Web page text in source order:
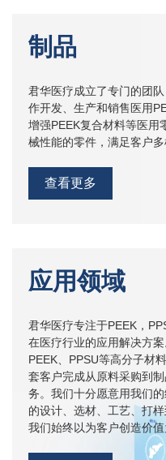
制品
君华医疗成立了专门的团
作开发、生产和销售医用
增强PEEK复合材料等医用
械性能的零件，满足客户多
查看更多
应用领域
君华医疗专注于PEEK，
在医疗行业的应用解决方
PEEK、PPSU等高分子材
套客户完成从原料采购到
务。我们十分愿意用我们
的设计、选材、工艺、打
我们始终以为客户创造价值